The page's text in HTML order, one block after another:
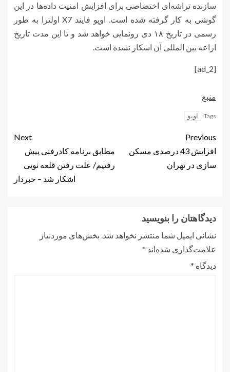
سازنده تراشه‌ای اختصاصی برای افزایش امنیت داده‌ها در این
گوشی به کار گرفته شده است. اوپو فایند X7 اولترا به طور
رسمی در تاریخ ۱۸ دی رونمایی خواهد شد و تا این مدت تاریخ
اراعه بین المللی آن اشکار نشده است.
[ad_2]
منبع
Tags: اوپو
Previous
افزایش 43 درصدی مسکن
سازی در تهران
Next
مطابق برنامه کادرفنی پیش
رفتیم/ علت رفتن قلعه نویی
اشکار شد – خبردار
دیدگاهتان را بنویسید
نشانی ایمیل شما منتشر نخواهد شد. بخش‌های موردنیاز
علامت‌گذاری شده‌اند *
دیدگاه *